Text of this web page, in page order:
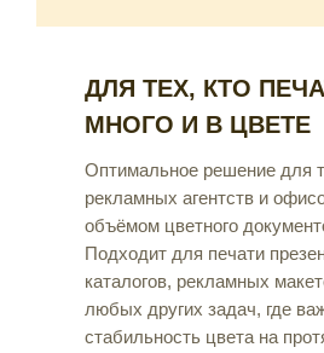
ДЛЯ ТЕХ, КТО
МНОГО И В ЦВЕТЕ
Оптимальное решение для
рекламных агентств и
объёмом цветного
Подходит для печати
каталогов, рекламных
любых других задач, где
стабильность цвета на